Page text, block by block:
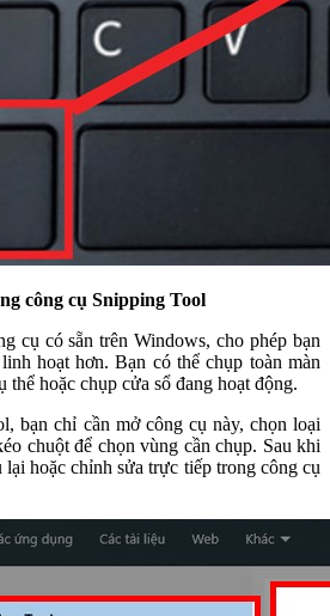
công cụ Snipping Tool
cụ có sẵn trên Windows, cho phép bạn
hoạt hơn. Bạn có thể chụp toàn màn
hoặc chụp cửa sổ đang hoạt động.
bạn chỉ cần mở công cụ này, chọn loại
chuột để chọn vùng cần chụp. Sau khi
hoặc chỉnh sửa trực tiếp trong công cụ